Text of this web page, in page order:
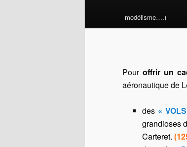
modélisme….)
Pour offrir un
aéronautique de
des «
grandioses
Carteret.